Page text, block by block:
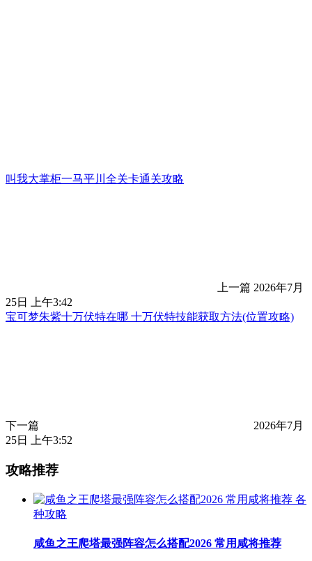
叫我大掌柜一马平川全关卡通关攻略
上一篇 2026年7月
25日 上午3:42
宝可梦朱紫十万伏特在哪 十万伏特技能获取方法(位置攻略)
下一篇
2026年7月
25日 上午3:52
攻略推荐
各
种攻略
咸鱼之王爬塔最强阵容怎么搭配2026 常用咸将推荐